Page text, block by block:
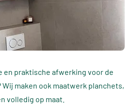
en praktische afwerking voor de
maken ook maatwerk planchets,
volledig op maat.